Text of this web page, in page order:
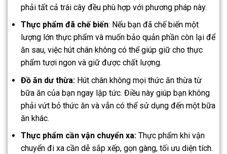
phải tất cả trái cây đều phù hợp với phương pháp này.
Thực phẩm đã chế biến: Nếu bạn đã chế biến một
lượng lớn thực phẩm và muốn bảo quản phần còn lại để
ăn sau, việc hút chân không có thể giúp giữ cho thực
phẩm tươi ngon và giữ được chất lượng.
Đồ ăn dư thừa:Hút chân không mọi thức ăn thừa từ
bữa ăn của bạn ngay lập tức. Điều này giúp bạn không
phải vứt bỏ thức ăn và vẫn có thể sử dụng đến một bữa
ăn khác.
Thực phẩm cần vận chuyển xa:Thực phẩm khi vận
chuyển đi xa cần dễ sắp xếp, gọn gàng, tối ưu diện tích.